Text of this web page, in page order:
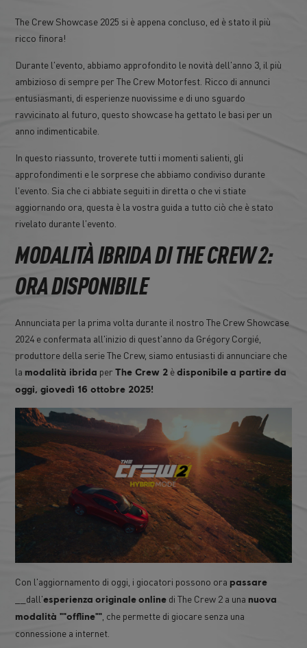
The Crew Showcase 2025 si è appena concluso, ed è stato il più
ricco finora!
Durante l'evento, abbiamo approfondito le novità dell'anno 3, il più
ambizioso di sempre per The Crew Motorfest. Ricco di annunci
entusiasmanti, di esperienze nuovissime e di uno sguardo
ravvicinato al futuro, questo showcase ha gettato le basi per un
anno indimenticabile.
In questo riassunto, troverete tutti i momenti salienti, gli
approfondimenti e le sorprese che abbiamo condiviso durante
l'evento. Sia che ci abbiate seguiti in diretta o che vi stiate
aggiornando ora, questa è la vostra guida a tutto ciò che è stato
rivelato durante l'evento.
MODALITÀ IBRIDA DI THE CREW 2:
ORA DISPONIBILE
Annunciata per la prima volta durante il nostro The Crew Showcase
2024 e confermata all'inizio di quest'anno da Grégory Corgié,
produttore della serie The Crew, siamo entusiasti di annunciare che
la modalità ibrida perThe Crew 2 èdisponibile a partire da
oggi, giovedì 16 ottobre 2025!
Con l'aggiornamento di oggi, i giocatori possono ora passare
__dall'esperienza originale online di The Crew 2 a una nuova
modalità ""offline"" , che permette di giocare senza una
connessione a internet.